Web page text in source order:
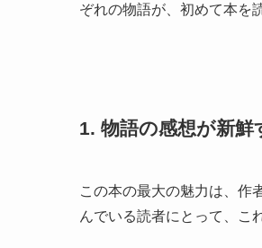
ぞれの物語が、初めて本を
1. 物語の感想が新鮮
この本の最大の魅力は、作
んでいる読者にとって、こ